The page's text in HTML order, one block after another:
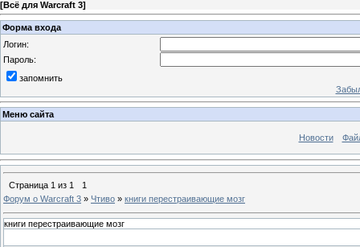
[Всё для Warcraft 3]
Форма входа
Логин:
Пароль:
запомнить
Меню сайта
Новости
Страница 1 из 1
1
Форум о Warcraft 3 » Чтиво » книги перестраивающие мозг
книги перестраивающие мозг